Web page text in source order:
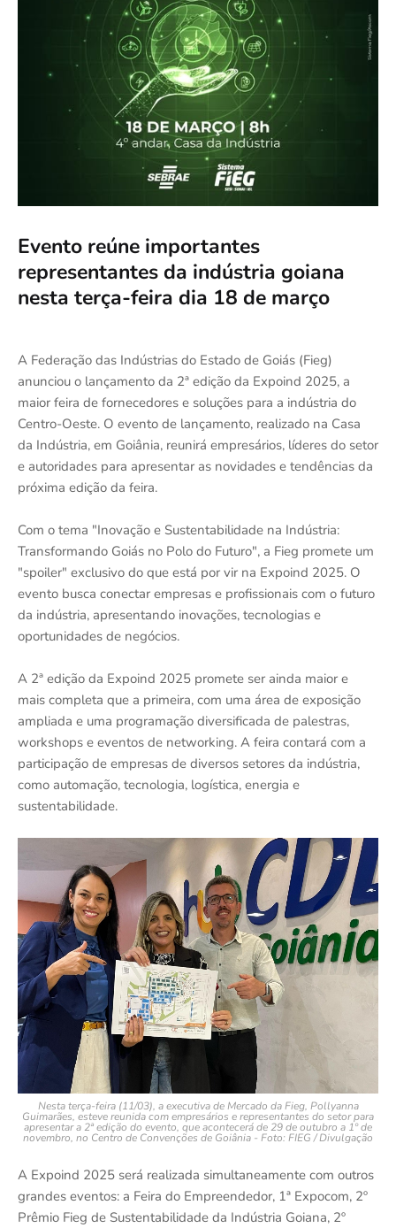
Evento reúne importantes
representantes da indústria goiana
nesta terça-feira dia 18 de março
A Federação das Indústrias do Estado de Goiás (Fieg)
anunciou o lançamento da 2ª edição da Expoind 2025, a
maior feira de fornecedores e soluções para a indústria do
Centro-Oeste. O evento de lançamento, realizado na Casa
da Indústria, em Goiânia, reunirá empresários, líderes do setor
e autoridades para apresentar as novidades e tendências da
próxima edição da feira.
Com o tema "Inovação e Sustentabilidade na Indústria:
Transformando Goiás no Polo do Futuro", a Fieg promete um
"spoiler" exclusivo do que está por vir na Expoind 2025. O
evento busca conectar empresas e profissionais com o futuro
da indústria, apresentando inovações, tecnologias e
oportunidades de negócios.
A 2ª edição da Expoind 2025 promete ser ainda maior e
mais completa que a primeira, com uma área de exposição
ampliada e uma programação diversificada de palestras,
workshops e eventos de networking. A feira contará com a
participação de empresas de diversos setores da indústria,
como automação, tecnologia, logística, energia e
sustentabilidade.
Nesta terça-feira (11/03), a executiva de Mercado da Fieg, Pollyanna
Guimarães, esteve reunida com empresários e representantes do setor para
apresentar a 2ª edição do evento, que acontecerá de 29 de outubro a 1º de
novembro, no Centro de Convenções de Goiânia - Foto: FIEG / Divulgação
A Expoind 2025 será realizada simultaneamente com outros
grandes eventos: a Feira do Empreendedor, 1ª Expocom, 2º
Prêmio Fieg de Sustentabilidade da Indústria Goiana, 2º